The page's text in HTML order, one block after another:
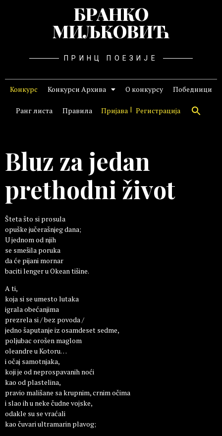
БРАНКО
МИЉКОВИЋ
ПРИНЦ ПОЕЗИЈЕ
Конкурс Конкурси Архива О конкурсу Победници
Ранг листа Правила Пријава Регистрација
Bluz za jedan
prethodni život
Šteta što si prosula
opuške jučerašnjeg dana;
U jednom od njih
se smešila poruka
da će pijani mornar
baciti lenger u Okean tišine.
A ti,
koja si se umesto lutaka
igrala obećanjima
prezrela si / bez povoda /
jedno šaputanje iz osamdeset sedme,
poljubac orošen maglom
oleandre u Kotoru…
i očaj samotnjaka,
koji je od neprospavanih noći
kao od plastelina,
pravio mališane sa krupnim, crnim očima
i slao ih u neke čudne vojske,
odakle su se vraćali
kao čuvari ultramarin plavog;